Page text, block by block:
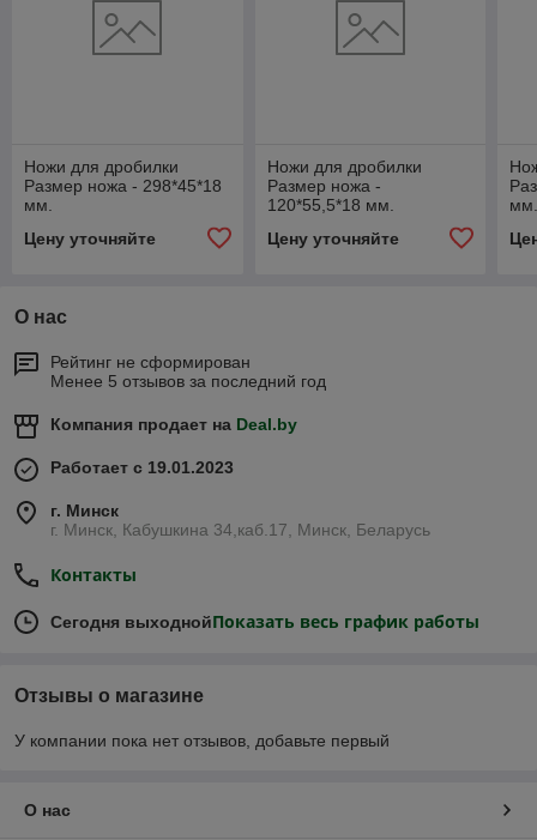
Ножи для дробилки
Размер ножа - 298*45*18
мм.
Цену уточняйте
Ножи для дробилки
Размер ножа -
120*55,5*18 мм.
Цену уточняйте
О нас
Рейтинг не сформирован
Менее 5 отзывов за последний год
Компания продает на Deal.by
Работает с 19.01.2023
г. Минск
г. Минск, Кабушкина 34,каб.17, Минск, Беларусь
Контакты
Сегодня выходнойПоказать весь график работы
Отзывы о магазине
У компании пока нет отзывов, добавьте первый
О нас